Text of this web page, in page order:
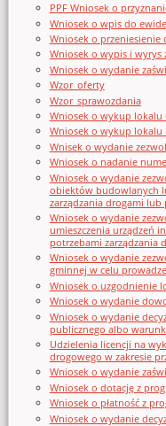
PPF Wniosek o
Wniosek o wpis do
Wniosek o
Wniosek o wypis i wyrys
Wniosek o wydanie
Wzor_oferty
Wzor_sprawozdania
Wniosek o wykup lokalu
Wniosek o wykup lokalu
Wnisek o wydanie
Wniosek o nadanie
Wniosek o wydanie
obiektów budowlanych
zarządzania drogami
Wniosek o wydanie
umieszczenia urządzeń
potrzebami zarządzania
Wniosek o wydanie
gminnej w celu
Wniosek o uzgodnienie
Wniosek o wydanie
Wniosek o wydanie
publicznego albo
Udzielenia licencji na
drogowego w zakresie
Wniosek o wydanie
Wniosek o dotację z
Wniosek o płatność z
Wniosek o wydanie